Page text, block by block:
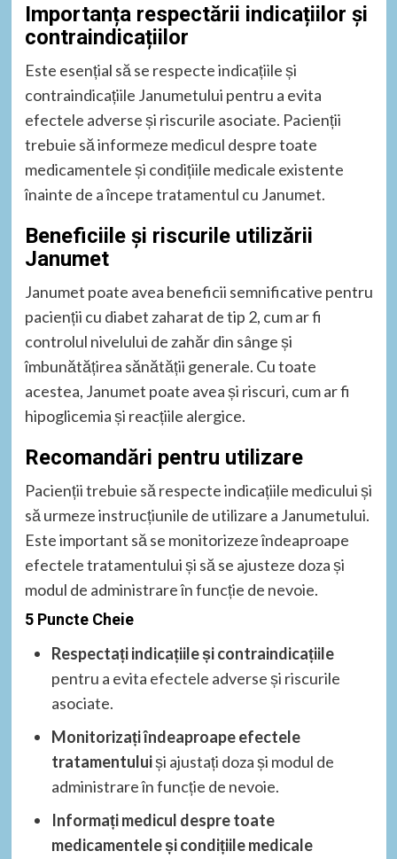
Importanța respectării indicațiilor și
contraindicațiilor
Este esențial să se respecte indicațiile și
contraindicațiile Janumetului pentru a evita
efectele adverse și riscurile asociate. Pacienții
trebuie să informeze medicul despre toate
medicamentele și condițiile medicale existente
înainte de a începe tratamentul cu Janumet.
Beneficiile și riscurile utilizării
Janumet
Janumet poate avea beneficii semnificative pentru
pacienții cu diabet zaharat de tip 2, cum ar fi
controlul nivelului de zahăr din sânge și
îmbunătățirea sănătății generale. Cu toate
acestea, Janumet poate avea și riscuri, cum ar fi
hipoglicemia și reacțiile alergice.
Recomandări pentru utilizare
Pacienții trebuie să respecte indicațiile medicului și
să urmeze instrucțiunile de utilizare a Janumetului.
Este important să se monitorizeze îndeaproape
efectele tratamentului și să se ajusteze doza și
modul de administrare în funcție de nevoie.
5 Puncte Cheie
Respectați indicațiile și contraindicațiile
pentru a evita efectele adverse și riscurile
asociate.
Monitorizați îndeaproape efectele
tratamentuluiși ajustați doza și modul de
administrare în funcție de nevoie.
Informați medicul despre toate
medicamentele și condițiile medicale